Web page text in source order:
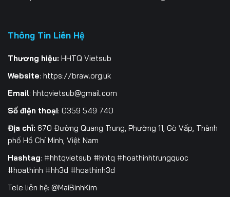
Tập 208
Tập 211 Tập 212
Tập 214 Tập 215
Tập 220 Tập 221 Tập 222
Tập 223 Tập 224
Tập 226 Tập 227
Tập 229
Thông Tin Liên Hệ
Thương hiệu: HHTQ Vietsub
Website: https://braw.org.uk
Email: hhtqvietsub@gmail.com
Số điện thoại: 0359 549 740
Địa chỉ: 670 Đường Quang Trung, Phường 11, Gò Vấp, Thành
phố Hồ Chí Minh, Việt Nam
Hashtag: #hhtqvietsub #hhtq #hoathinhtrungquoc
#hoathinh #hh3d #hoathinh3d
Tele liên hệ: @MaiBinhKim